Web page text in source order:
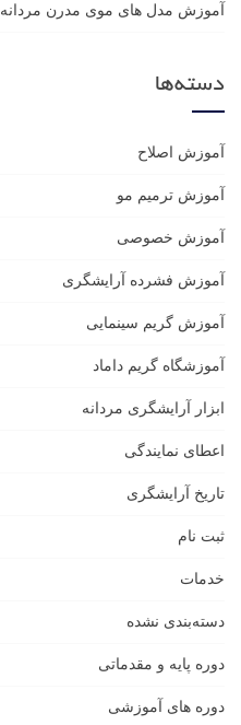
آموزش مدل های موی مدرن مردانه
دسته‌ها
آموزش اصلاح
آموزش ترمیم مو
آموزش خصوصی
آموزش فشرده آرایشگری
آموزش گریم سینمایی
آموزشگاه گریم داماد
ابزار آرایشگری مردانه
اعطای نمایندگی
تاریخ آرایشگری
ثبت نام
خدمات
دسته‌بندی نشده
دوره پایه و مقدماتی
دوره های آموزشی